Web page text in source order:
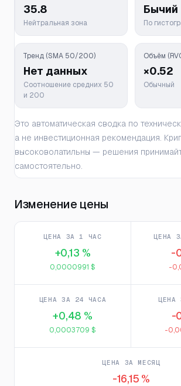
35.8
Нейтральная зона
Бычий
По
Тренд (SMA 50/200)
Нет данных
Соотношение средних 50
и 200
Объём
×0.52
Обычный
Это автоматическая сводка по
а не инвестиционная рекомендация.
высоковолатильны — решения
самостоятельно.
Изменение цены
ЦЕНА ЗА 1 ЧАС
+0,13 %
0,0000991 $
ЦЕНА
-
-
ЦЕНА ЗА 24 ЧАСА
+0,48 %
0,0003709 $
ЦЕНА
-
-
ЦЕНА ЗА МЕСЯЦ
-16,15 %